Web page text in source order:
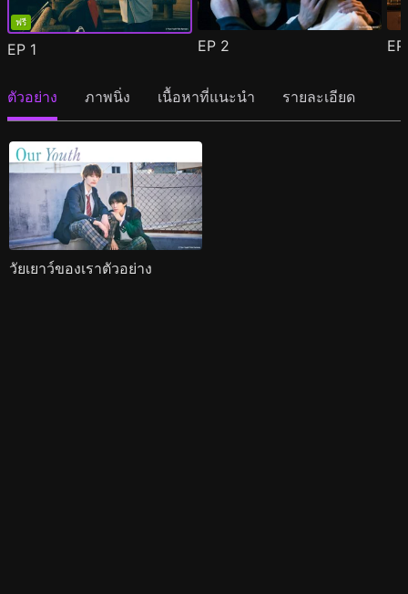
ฟรี
EP 1 EP 2
ตัวอย่าง ภาพนิ่ง เนื้อหาที่แนะนำ รายละเอียด
วัยเยาว์ของเราตัวอย่าง